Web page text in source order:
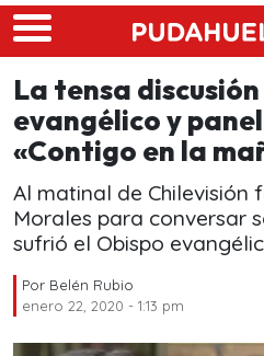
Skip to main content
La tensa
evangélico y
«Contigo en la
Al matinal de Chilevisión
Morales para conversar
sufrió el Obispo
Por Belén Rubio
enero 22, 2020 - 1:13 pm